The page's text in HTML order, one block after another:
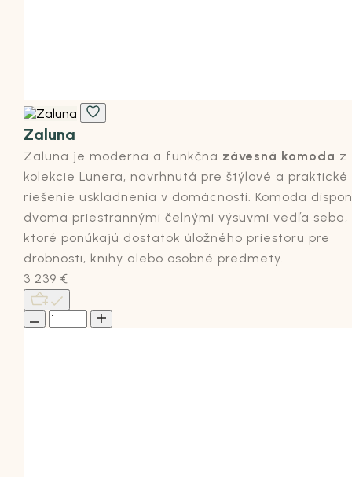
Zaluna
Zaluna je moderná a funkčná závesná komoda z
kolekcie Lunera, navrhnutá pre štýlové a praktické
riešenie uskladnenia v domácnosti. Komoda
dvoma priestrannými čelnými výsuvmi vedľa seba,
ktoré ponúkajú dostatok úložného priestoru pre
drobnosti, knihy alebo osobné predmety.
3 239 €